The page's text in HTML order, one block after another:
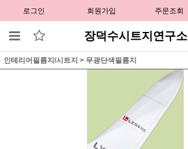
로그인 회원가입 주문조회
장덕수시트지연구소
인테리어필름지/시트지 > 무광단색필름지